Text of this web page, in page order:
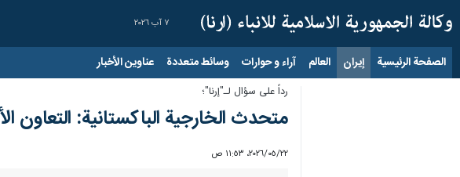
٧ آب ٢٠٢٦
الصفحة الرئيسية إيران العالم آراء و حوارات وسائط متعددة عناوين الأخبار
رداً على سؤال لـ"إرنا"؛
متحدث الخارجية الباكستانية:
٢٢‏/٠٥‏/٢٠٢٦، ١١:٥٣ ص